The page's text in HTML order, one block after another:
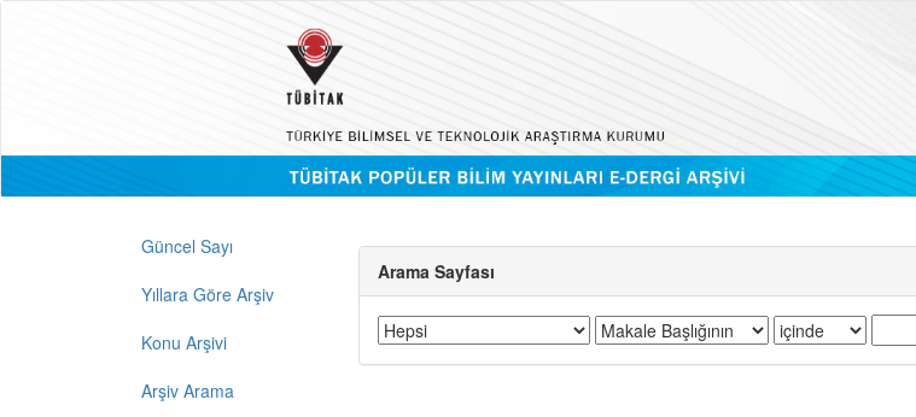
Güncel Sayı
Yıllara Göre Arşiv
Konu Arşivi
Arşiv Arama
Arama Sayfası